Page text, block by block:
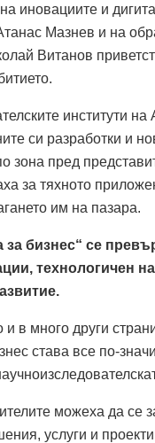
иновациите и
Мазнев и на
Витанов
институти на
си разработки и
зона пред
за тяхното
им на пазара.
бизнес“ се
технологичен
и в много други
става все по-
можеха да се
услуги и